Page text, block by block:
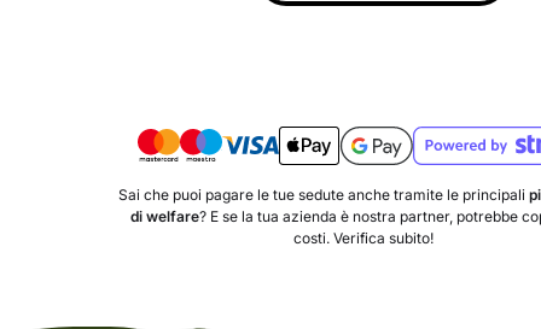
Sai che puoi pagare le tue sedute anche tramite le principali
di welfare? E se la tua azienda è nostra partner, potrebbe
costi. Verifica subito!